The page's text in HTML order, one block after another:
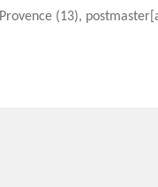
(13),